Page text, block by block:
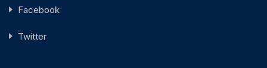
Facebook
Twitter